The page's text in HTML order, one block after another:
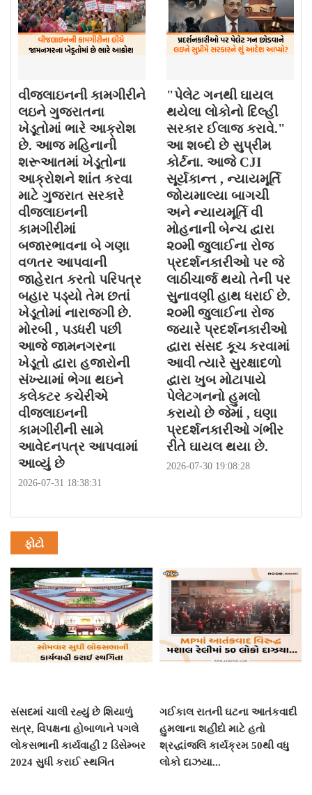
વીજલાઇનની કામગીરીને
લઇને ગુજરાતના
ખેડૂતોમાં ભારે આક્રોશ
છે. આજ મહિનાની
શરૂઆતમાં ખેડૂતોના
આક્રોશને શાંત કરવા
માટે ગુજરાત સરકારે
વીજલાઇનની
કામગીરીમાં
બજારભાવના બે ગણા
વળતર આપવાની
જાહેરાત કરતો પરિપત્ર
બહાર પડ્યો તેમ છતાં
ખેડૂતોમાં નારાજગી છે.
મોરબી , પડધરી પછી
આજે જામનગરના
ખેડૂતો દ્વારા હજારોની
સંખ્યામાં ભેગા થઇને
કલેકટર કચેરીએ
વીજલાઇનની
કામગીરીની સામે
આવેદનપત્ર આપવામાં
આવ્યું છે
2026-07-31 18:38:31
"પેલેટ ગનથી ઘાયલ
થયેલા લોકોનો દિલ્હી
સરકાર ઈલાજ કરાવે."
આ શબ્દો છે સુપ્રીમ
કોર્ટના. આજે CJI
સૂર્યકાન્ત , ન્યાયમૂર્તિ
જોયમાલ્યા બાગચી
અને ન્યાયમૂર્તિ વી
મોહનાની બેન્ચ દ્વારા
૨૦મી જુલાઈના રોજ
પ્રદર્શનકારીઓ પર જે
લાઠીચાર્જ થયો તેની પર
સુનાવણી હાથ ધરાઈ છે.
૨૦મી જુલાઈના રોજ
જયારે પ્રદર્શનકારીઓ
દ્વારા સંસદ કૂચ કરવામાં
આવી ત્યારે સુરક્ષાદળો
દ્વારા ખુબ મોટાપાયે
પેલેટગનનો હુમલો
કરાયો છે જેમાં , ઘણા
પ્રદર્શનકારીઓ ગંભીર
રીતે ઘાયલ થયા છે.
2026-07-30 19:08:28
ફોટો
સંસદમાં ચાલી રહ્યું છે શિયાળું
સત્ર, વિપક્ષના હોબાળાને પગલે
લોકસભાની કાર્યવાહી 2 ડિસેમ્બર
2024 સુધી કરાઈ સ્થગિત
ગઈકાલ રાતની ઘટના આતંકવાદી
હુમલાના શહીદો માટે હતો
શ્રદ્ધાંજલિ કાર્યક્રમ 50થી વધુ
લોકો દાઝયા...